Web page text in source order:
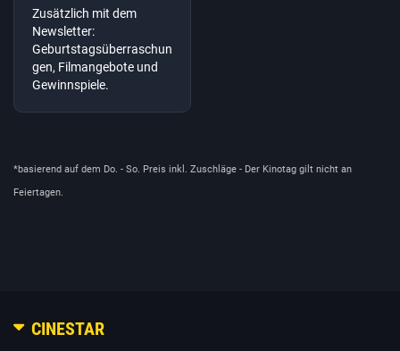
Zusätzlich mit dem
Newsletter:
Geburtstagsüberraschun
gen, Filmangebote und
Gewinnspiele.
*basierend auf dem Do. - So. Preis inkl. Zuschläge - Der Kinotag gilt nicht an
Feiertagen.
CINESTAR